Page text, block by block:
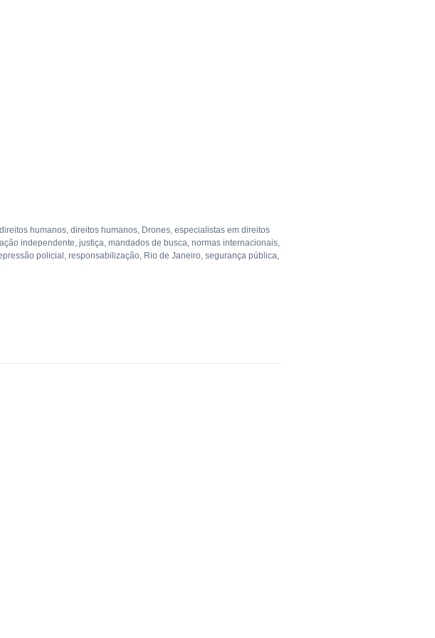
humanos, direitos humanos, Drones, especialistas em direitos
independente, justiça, mandados de busca, normas internacionais,
policial , responsabilização, Rio de Janeiro, segurança pública,